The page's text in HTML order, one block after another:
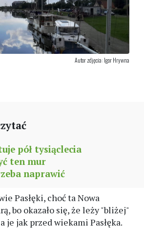
Autor zdjęcia: Igor Hrywna
pół tysiąclecia
ten mur
naprawić
Pasłęki, choć ta Nowa
bo okazało się, że leży "bliżej"
je jak przed wiekami Pasłęka.